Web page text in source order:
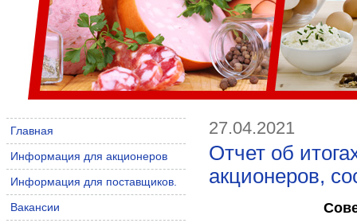
Главная
Информация для акционеров
Информация для поставщиков.
Вакансии
27.04.2021
Отчет об
акционеров,